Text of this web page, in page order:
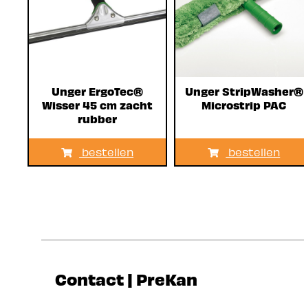
Unger ErgoTec®
Wisser 45 cm zacht
rubber
bestellen
Unger StripWasher®
Microstrip PAC
bestellen
Contact | PreKan